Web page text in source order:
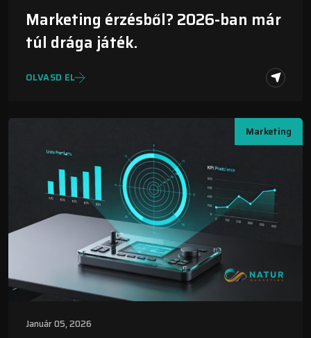
Marketing érzésből? 2026-ban már
túl drága játék.
OLVASD EL
Marketing
Január 05, 2026